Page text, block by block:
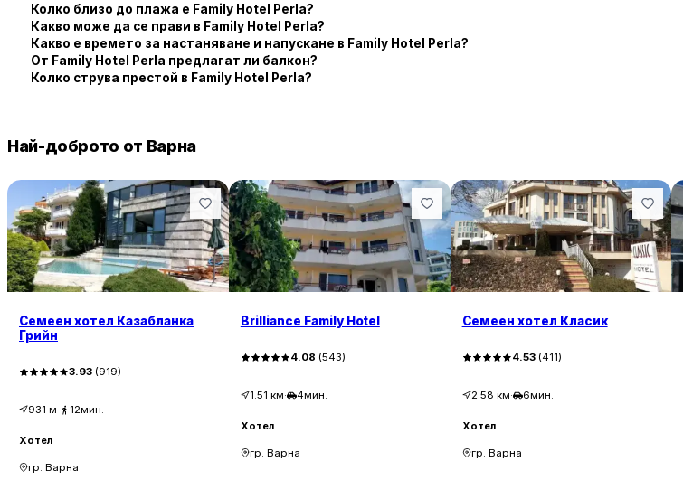
Колко близо до плажа е Family Hotel Perla?
Какво може да се прави в Family Hotel Perla?
Какво е времето за настаняване и напускане в Family Hotel Perla?
От Family Hotel Perla предлагат ли балкон?
Колко струва престой в Family Hotel Perla?
Най-доброто от Варна
Семеен хотел Казабланка
Грийн
3.93 (919)
931 м· 12мин.
Хотел
гр. Варна
Brilliance Family Hotel
4.08 (543)
1.51 км· 4мин.
Хотел
гр. Варна
Семеен хотел Класик
4.53(411)
2.58 км· 6мин.
Хотел
гр. Варна